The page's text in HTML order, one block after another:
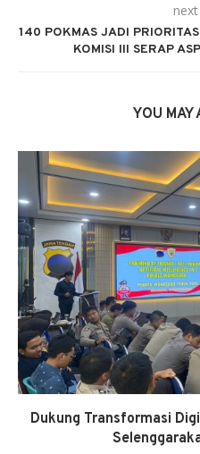
140 POKMAS JADI
KOMISI III SERAP
YOU MAY
Dukung Transformasi